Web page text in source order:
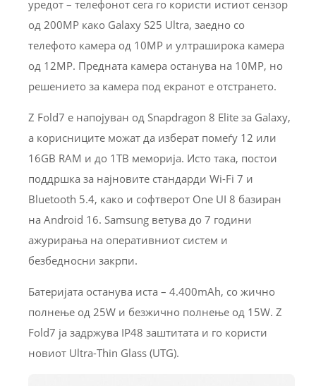
уредот – телефонот сега го користи истиот сензор
од 200MP како Galaxy S25 Ultra, заедно со
телефото камера од 10MP и ултраширока камера
од 12MP. Предната камера останува на 10MP, но
решението за камера под екранот е отстрането.
Z Fold7 е напојуван од Snapdragon 8 Elite за Galaxy,
а корисниците можат да изберат помеѓу 12 или
16GB RAM и до 1TB меморија. Исто така, постои
поддршка за најновите стандарди Wi-Fi 7 и
Bluetooth 5.4, како и софтверот One UI 8 базиран
на Android 16. Samsung ветува до 7 години
ажурирања на оперативниот систем и
безбедносни закрпи.
Батеријата останува иста – 4.400mAh, со жично
полнење од 25W и безжично полнење од 15W. Z
Fold7 ја задржува IP48 заштитата и го користи
новиот Ultra-Thin Glass (UTG).